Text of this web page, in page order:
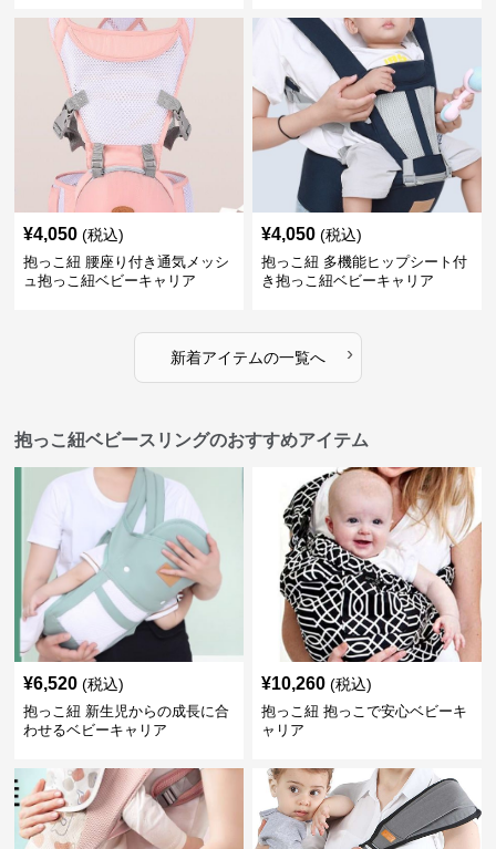
¥4,050 (税込)
抱っこ紐 腰座り付き通気メッシ
ュ抱っこ紐ベビーキャリア
¥4,050 (税込)
抱っこ紐 多機能ヒップシート付
き抱っこ紐ベビーキャリア
新着アイテムの一覧へ ›
抱っこ紐ベビースリングのおすすめアイテム
¥6,520 (税込)
抱っこ紐 新生児からの成長に合
わせるベビーキャリア
¥10,260 (税込)
抱っこ紐 抱っこで安心ベビーキ
ャリア